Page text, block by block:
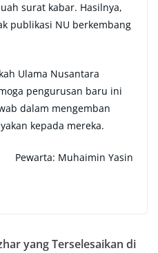
surat kabar. Hasilnya,
publikasi NU berkembang
Ulama Nusantara
pengurusan baru ini
dalam mengemban
kepada mereka.
Pewarta: Muhaimin Yasin
yang Terselesaikan di